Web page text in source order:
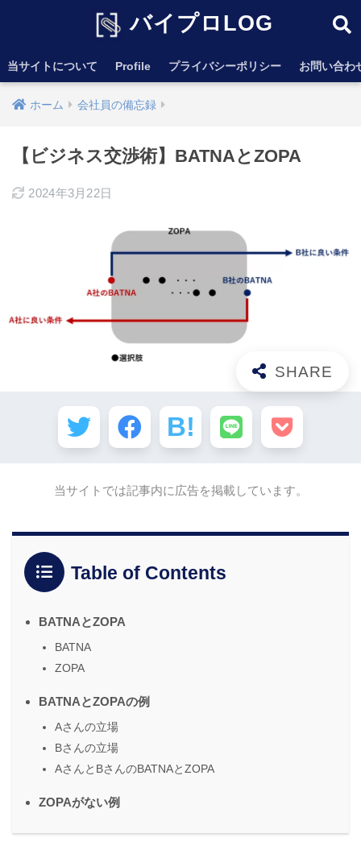
バイプロLOG
当サイトについて Profile プライバシーポリシー お問い合わ
ホーム 会社員の備忘録
【ビジネス交渉術】BATNAとZOPA
2024年3月22日
当サイトでは記事内に広告を掲載しています。
Table of Contents
BATNAとZOPA
BATNA
ZOPA
BATNAとZOPAの例
Aさんの立場
Bさんの立場
AさんとBさんのBATNAとZOPA
ZOPAがない例